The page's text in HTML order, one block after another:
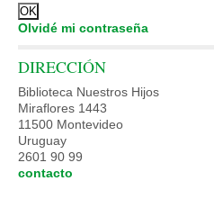
Olvidé mi contraseña
DIRECCIÓN
Biblioteca Nuestros Hijos
Miraflores 1443
11500 Montevideo
Uruguay
2601 90 99
contacto